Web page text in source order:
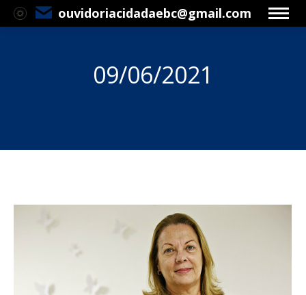
ouvidoriacidadaebc@gmail.com
09/06/2021